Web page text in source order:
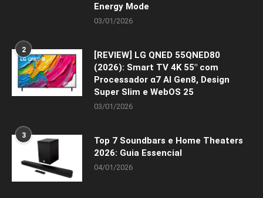
Energy Mode
03/01/2026
2
[REVIEW] LG QNED 55QNED80
(2026): Smart TV 4K 55″ com
Processador α7 AI Gen8, Design
Super Slim e WebOS 25
03/01/2026
3
Top 7 Soundbars e Home Theaters
2026: Guia Essencial
04/01/2026